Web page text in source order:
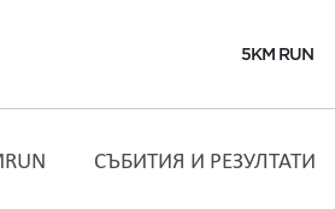
5KM RUN
СЪБИТИЯ И РЕЗУЛТАТИ